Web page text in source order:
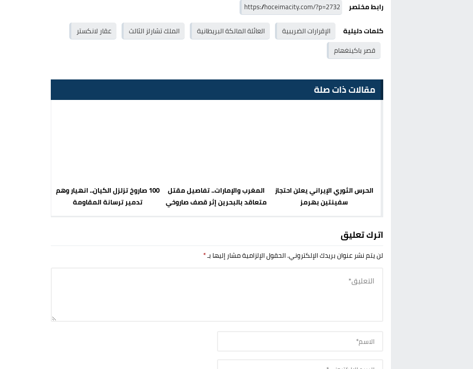
رابط مختصر
كلمات دليلية
الإقرارات الضريبية العائلة المالكة البريطانية الملك تشارلز الثالث
عقار لانكستر
قصر باكينغهام
مقالات ذات صلة
الحرس الثوري الإيراني يعلن احتجاز
سفينتين بهرمز
المغرب والإمارات.. تفاصيل مقتل
متعاقد بالبحرين إثر قصف صاروخي
100 صاروخ تزلزل الكيان.. انهيار وهم
تدمير ترسانة المقاومة
اترك تعليق
لن يتم نشر عنوان بريدك الإلكتروني.الحقول الإلزامية مشار إليها بـ*